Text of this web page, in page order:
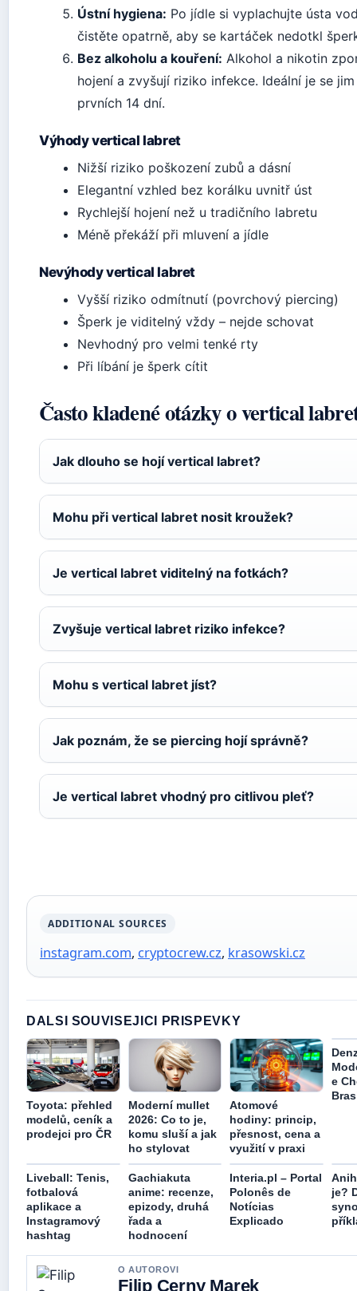
Ústní hygiena: Po jídle si vyplachujte ústa
čistěte opatrně, aby se kartáček nedotkl
Bez alkoholu a kouření: Alkohol a nikotin
hojení a zvyšují riziko infekce. Ideální je se
prvních 14 dní.
Výhody vertical labret
Nižší riziko poškození zubů a dásní
Elegantní vzhled bez korálku uvnitř úst
Rychlejší hojení než u tradičního labretu
Méně překáží při mluvení a jídle
Nevýhody vertical labret
Vyšší riziko odmítnutí (povrchový piercing)
Šperk je viditelný vždy – nejde schovat
Nevhodný pro velmi tenké rty
Při líbání je šperk cítit
Často kladené otázky o vertical
Jak dlouho se hojí vertical labret?
Mohu při vertical labret nosit kroužek?
Je vertical labret viditelný na fotkách?
Zvyšuje vertical labret riziko infekce?
Mohu s vertical labret jíst?
Jak poznám, že se piercing hojí správně?
Je vertical labret vhodný pro citlivou pleť?
ADDITIONAL SOURCES
instagram.com, cryptocrew.cz, krasowski.cz
DALSI SOUVISEJICI PRISPEVKY
Toyota: přehled
modelů, ceník a
prodejci pro ČR
Moderní mullet
2026: Co to je,
komu sluší a jak
ho stylovat
Atomové
hodiny: princip,
přesnost, cena a
využití v praxi
e
Liveball: Tenis,
fotbalová
aplikace a
Instagramový
hashtag
Gachiakuta
anime: recenze,
epizody, druhá
řada a
hodnocení
Interia.pl – Portal
Polonês de
Notícias
Explicado
je?
O AUTOROVI
Filip Cerny Marek